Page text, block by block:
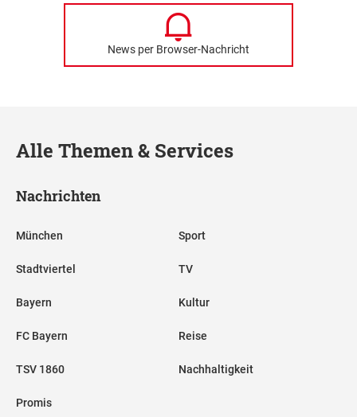
News per Browser-Nachricht
Alle Themen & Services
Nachrichten
München
Stadtviertel
Bayern
FC Bayern
TSV 1860
Promis
Sport
TV
Kultur
Reise
Nachhaltigkeit